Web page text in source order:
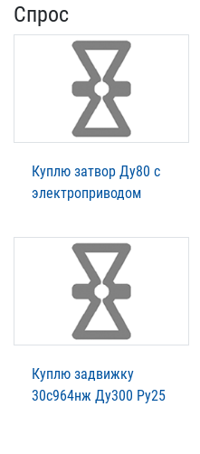
Спрос
Куплю затвор Ду80 с
электроприводом
Куплю задвижку
30с964нж Ду300 Ру25